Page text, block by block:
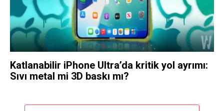
Katlanabilir iPhone Ultra’da kritik yol ayrımı:
Sıvı metal mi 3D baskı mı?